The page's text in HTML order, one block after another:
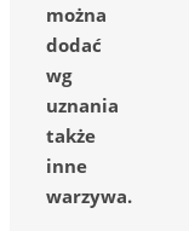
można
dodać
wg
uznania
także
inne
warzywa.